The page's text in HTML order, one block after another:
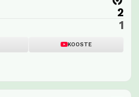
2
1
KOOSTE